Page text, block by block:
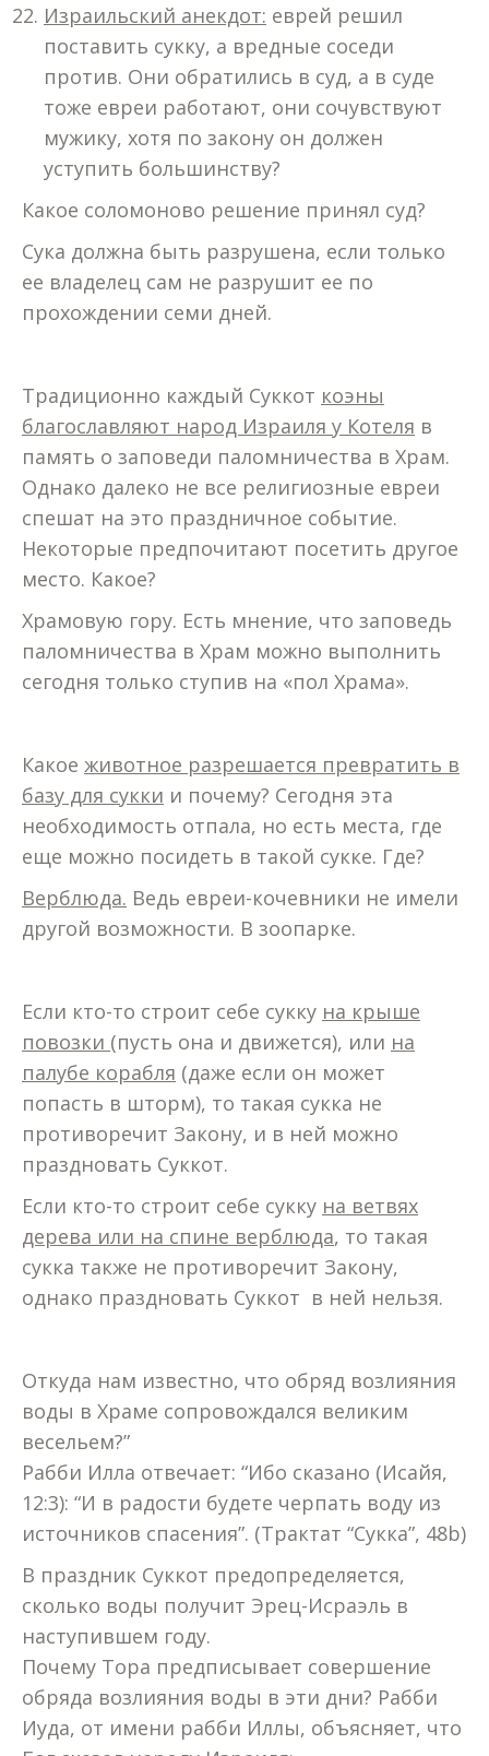
Израильский анекдот: еврей решил
поставить сукку, а вредные соседи
против. Они обратились в суд, а в суде
тоже евреи работают, они сочувствуют
мужику, хотя по закону он должен
уступить большинству?
Какое соломоново решение принял суд?
Сука должна быть разрушена, если только
ее владелец сам не разрушит ее по
прохождении семи дней.
Традиционно каждый Суккот коэны
благославляют народ Израиля у Котеля в
память о заповеди паломничества в Храм.
Однако далеко не все религиозные евреи
спешат на это праздничное событие.
Некоторые предпочитают посетить другое
место. Какое?
Храмовую гору. Есть мнение, что заповедь
паломничества в Храм можно выполнить
сегодня только ступив на «пол Храма».
Какое животное разрешается превратить в
базу для сукки и почему? Сегодня эта
необходимость отпала, но есть места, где
еще можно посидеть в такой сукке. Где?
Верблюда. Ведь евреи-кочевники не имели
другой возможности. В зоопарке.
Если кто-то строит себе сукку на крыше
повозки (пусть она и движется), или на
палубе корабля (даже если он может
попасть в шторм), то такая сукка не
противоречит Закону, и в ней можно
праздновать Суккот.
Если кто-то строит себе сукку на ветвях
дерева или на спине верблюда, то такая
сукка также не противоречит Закону,
однако праздновать Суккот в ней нельзя.
Откуда нам известно, что обряд возлияния
воды в Храме сопровождался великим
весельем?”
Рабби Илла отвечает: “Ибо сказано (Исайя,
12:3): “И в радости будете черпать воду из
источников спасения”. (Трактат “Сукка”, 48b)
В праздник Суккот предопределяется,
сколько воды получит Эрец-Исраэль в
наступившем году.
Почему Тора предписывает совершение
обряда возлияния воды в эти дни? Рабби
Иуда, от имени рабби Иллы, объясняет, что